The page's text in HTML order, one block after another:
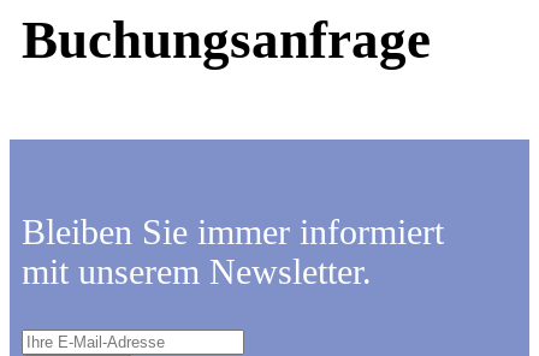
Buchungsanfrage
Bleiben Sie immer informiert
mit unserem Newsletter.